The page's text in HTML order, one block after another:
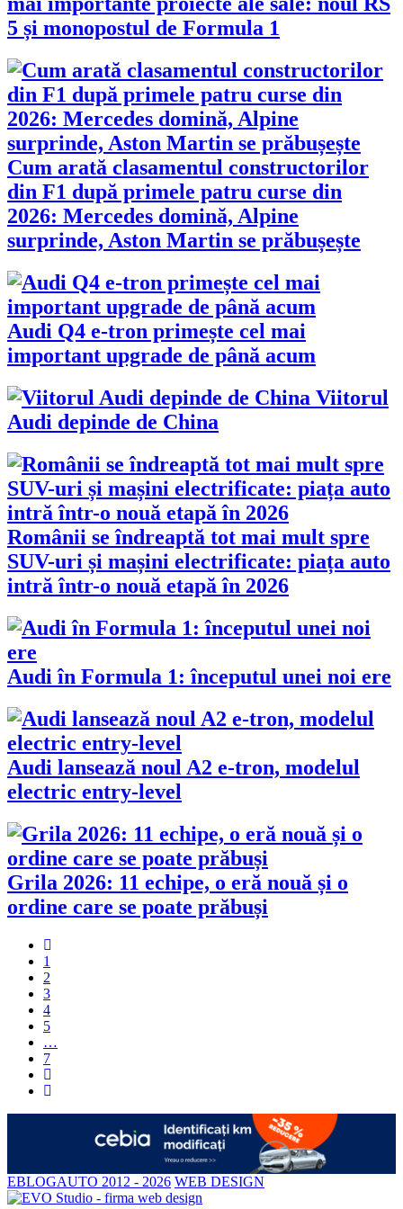
5 și monopostul de Formula 1
Cum arată clasamentul constructorilor
din F1 după primele patru curse din
2026: Mercedes domină, Alpine
surprinde, Aston Martin se prăbușește
Audi Q4 e-tron primește cel mai
important upgrade de până acum
Viitorul
Audi depinde de China
Românii se îndreaptă tot mai mult spre
SUV-uri și mașini electrificate: piața auto
intră într-o nouă etapă în 2026
Audi în Formula 1: începutul unei noi ere
Audi lansează noul A2 e-tron, modelul
electric entry-level
Grila 2026: 11 echipe, o eră nouă și o
ordine care se poate prăbuși
1
2
3
4
5
…
7
EBLOGAUTO 2012 - 2026 WEB DESIGN